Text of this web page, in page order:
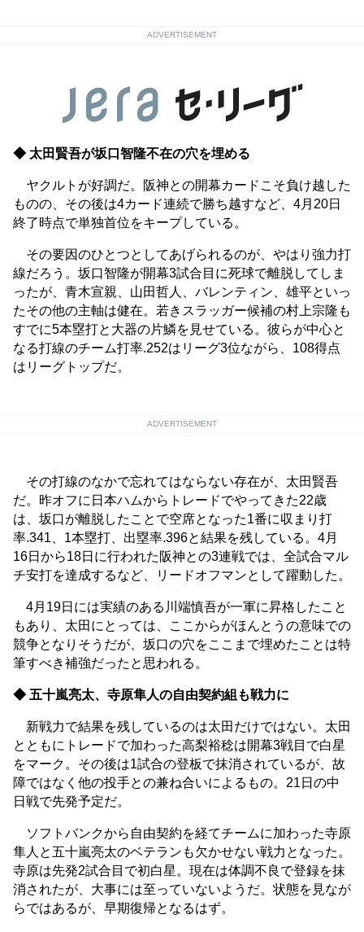
ADVERTISEMENT
◆ 太田賢吾が坂口智隆不在の穴を埋める
ヤクルトが好調だ。阪神との開幕カードこそ負け越した
ものの、その後は4カード連続で勝ち越すなど、4月20日
終了時点で単独首位をキープしている。
その要因のひとつとしてあげられるのが、やはり強力打
線だろう。坂口智隆が開幕3試合目に死球で離脱してしま
ったが、青木宣親、山田哲人、バレンティン、雄平といっ
たその他の主軸は健在。若きスラッガー候補の村上宗隆も
すでに5本塁打と大器の片鱗を見せている。彼らが中心と
なる打線のチーム打率.252はリーグ3位ながら、108得点
はリーグトップだ。
ADVERTISEMENT
その打線のなかで忘れてはならない存在が、太田賢吾
だ。昨オフに日本ハムからトレードでやってきた22歳
は、坂口が離脱したことで空席となった1番に収まり打
率.341、1本塁打、出塁率.396と結果を残している。4月
16日から18日に行われた阪神との3連戦では、全試合マル
チ安打を達成するなど、リードオフマンとして躍動した。
4月19日には実績のある川端慎吾が一軍に昇格したこと
もあり、太田にとっては、ここからがほんとうの意味での
競争となりそうだが、坂口の穴をここまで埋めたことは特
筆すべき補強だったと思われる。
◆ 五十嵐亮太、寺原隼人の自由契約組も戦力に
新戦力で結果を残しているのは太田だけではない。太田
とともにトレードで加わった高梨裕稔は開幕3戦目で白星
をマーク。その後は1試合の登板で抹消されているが、故
障ではなく他の投手との兼ね合いによるもの。21日の中
日戦で先発予定だ。
ソフトバンクから自由契約を経てチームに加わった寺原
隼人と五十嵐亮太のベテランも欠かせない戦力となった。
寺原は先発2試合目で初白星。現在は体調不良で登録を抹
消されたが、大事には至っていないようだ。状態を見なが
らではあるが、早期復帰となるはず。